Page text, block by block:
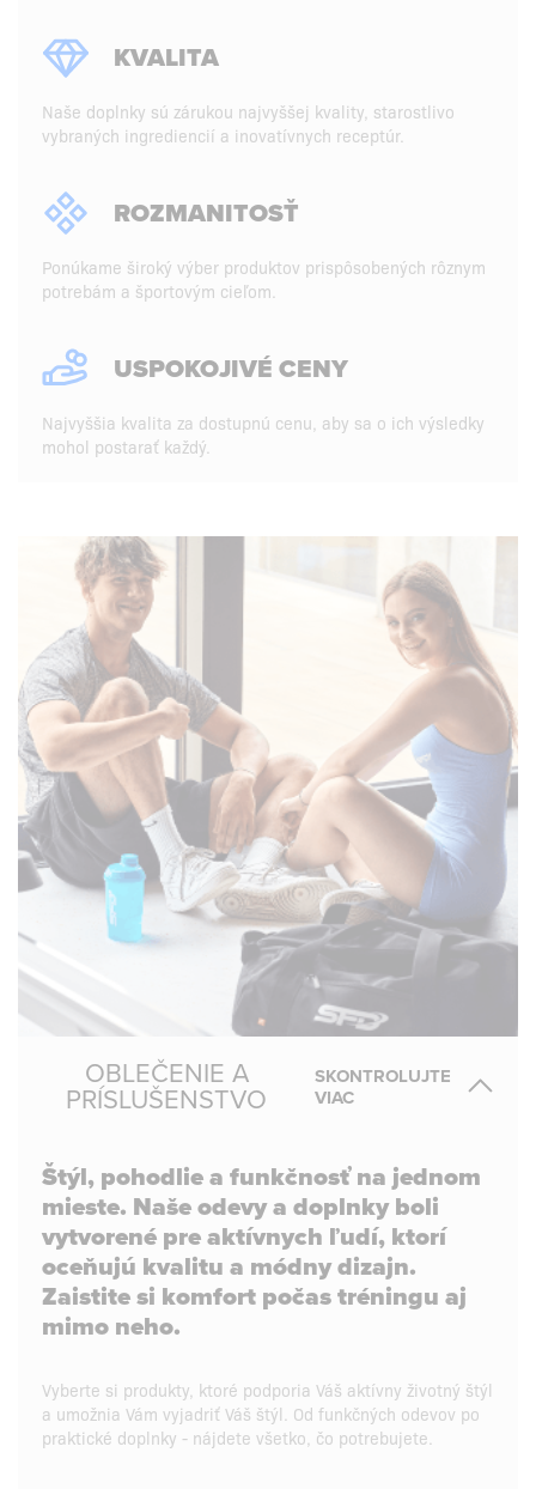
KVALITA
Naše doplnky sú zárukou najvyššej kvality, starostlivo
vybraných ingrediencií a inovatívnych receptúr.
ROZMANITOSŤ
Ponúkame široký výber produktov prispôsobených rôznym
potrebám a športovým cieľom.
USPOKOJIVÉ CENY
Najvyššia kvalita za dostupnú cenu, aby sa o ich výsledky
mohol postarať každý.
OBLEČENIE A
PRÍSLUŠENSTVO
SKONTROLUJTE
VIAC
Štýl, pohodlie a funkčnosť na jednom
mieste. Naše odevy a doplnky boli
vytvorené pre aktívnych ľudí, ktorí
oceňujú kvalitu a módny dizajn.
Zaistite si komfort počas tréningu aj
mimo neho.
Vyberte si produkty, ktoré podporia Váš aktívny životný štýl
a umožnia Vám vyjadriť Váš štýl. Od funkčných odevov po
praktické doplnky - nájdete všetko, čo potrebujete.